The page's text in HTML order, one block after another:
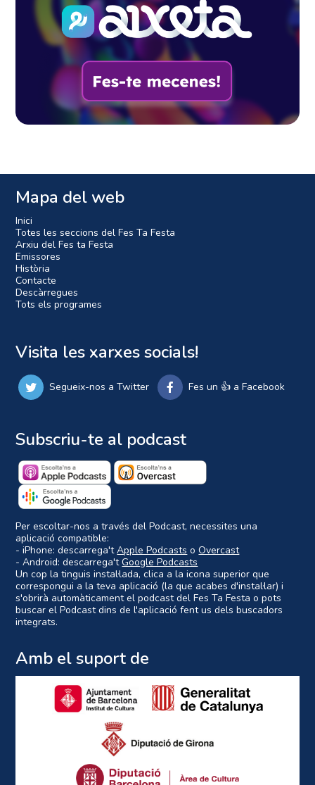
Mapa del web
Inici
Totes les seccions del Fes Ta Festa
Arxiu del Fes ta Festa
Emissores
Història
Contacte
Descàrregues
Tots els programes
Visita les xarxes socials!
Segueix-nos a Twitter Fes un 👍 a Facebook
Subscriu-te al podcast
Per escoltar-nos a través del Podcast, necessites una
aplicació compatible:
- iPhone: descarrega'tApple Podcasts oOvercast
- Android: descarrega'tGoogle Podcasts
Un cop la tinguis instal·lada, clica a la icona superior que
correspongui a la teva aplicació (la que acabes d'instal·lar) i
s'obrirà automàticament el podcast del Fes Ta Festa o pots
buscar el Podcast dins de l'aplicació fent us dels buscadors
integrats.
Amb el suport de